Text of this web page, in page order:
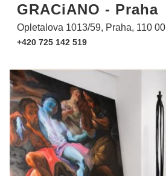
GRACiANO - Praha
Opletalova 1013/59, Praha, 110 00
+420 725 142 519